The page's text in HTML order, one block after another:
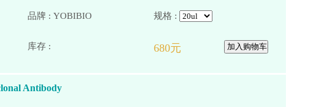
品牌 : YOBIBIO 规格 :
Antibody